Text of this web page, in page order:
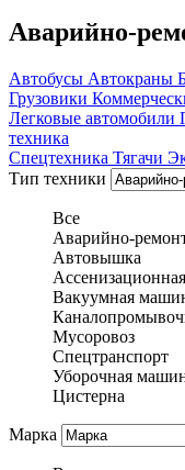
Аварийно-
Автобусы Автокраны
Грузовики
Легковые автомобили
техника
Спецтехника Тягачи
Тип техники
Все
Аварийно-
Автовышка
Вакуумная
Мусоровоз
Спецтранспорт
Уборочная
Цистерна
Марка